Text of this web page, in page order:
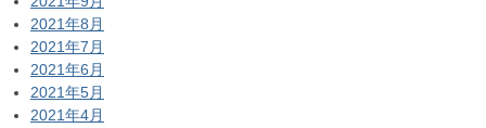
2021年8月
2021年7月
2021年6月
2021年5月
2021年4月